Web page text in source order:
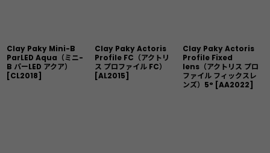
Clay Paky Mini-B
ParLED Aqua（ミニ-
B パーLED アクア）
[CL2018]
Clay Paky Actoris
Profile FC（アクトリ
ス プロファイル FC）
[AL2015]
Clay Paky Actoris
Profile Fixed
lens（アクトリス プロ
ファイル フィックスレ
ンズ）5° [AA2022]